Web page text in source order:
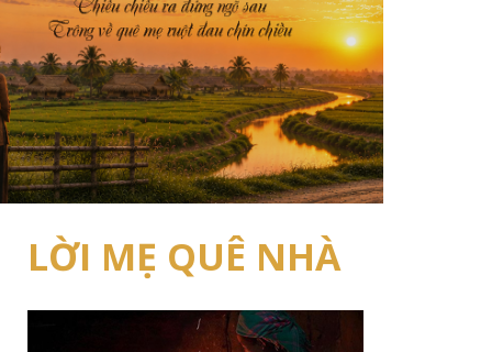
LỜI MẸ QUÊ NHÀ